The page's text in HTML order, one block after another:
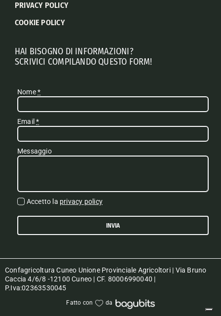
PRIVACY POLICY
COOKIE POLICY
HAI BISOGNO DI INFORMAZIONI?
SCRIVICI COMPILANDO QUESTO FORM!
Nome*
Email*
Messaggio
Accetto la privacy policy
INVIA
Confagricoltura Cuneo Unione Provinciale Agricoltori | Via Bruno
Caccia 4/6/8 -12100 Cuneo | CF. 80006990040 |
P.Iva:02363530045
Fatto con da